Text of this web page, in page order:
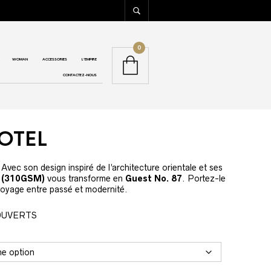
WOMAN ACCESSORIES L’EMPIRE
CONTACTEZ-NOUS
0
son design inspiré de l’architecture orientale et ses
(310GSM) vous transforme en Guest No. 87. Portez-le
entre passé et modernité.